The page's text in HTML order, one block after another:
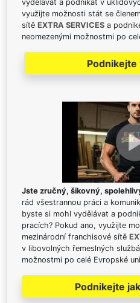
vydělávat a podnikat v
využijte možnosti stát se
sítě EXTRA SERVICES a
neomezenými možnostmi po
Podnikejte
Jste zručný, šikovný,
rád všestrannou práci a
byste si mohl vydělávat a
pracích? Pokud ano, využijte
mezinárodní franchisové sítě
v libovolných řemeslných
možnostmi po celé Evropské
Podnikejte